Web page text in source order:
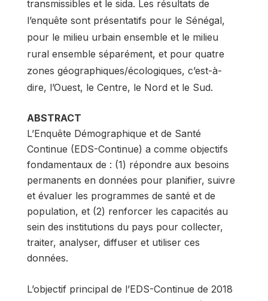
transmissibles et le sida. Les résultats de
l’enquête sont présentatifs pour le Sénégal,
pour le milieu urbain ensemble et le milieu
rural ensemble séparément, et pour quatre
zones géographiques/écologiques, c’est-à-
dire, l’Ouest, le Centre, le Nord et le Sud.
ABSTRACT
L’Enquête Démographique et de Santé
Continue (EDS-Continue) a comme objectifs
fondamentaux de : (1) répondre aux besoins
permanents en données pour planifier, suivre
et évaluer les programmes de santé et de
population, et (2) renforcer les capacités au
sein des institutions du pays pour collecter,
traiter, analyser, diffuser et utiliser ces
données.
L’objectif principal de l’EDS-Continue de 2018